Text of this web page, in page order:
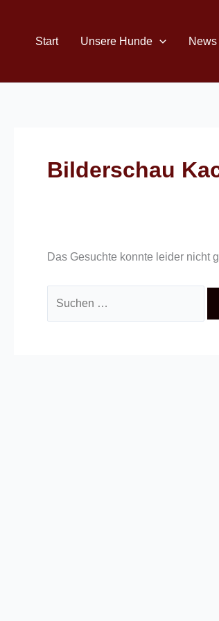
springenStart Unsere Hunde News
Bilderschau
Das Gesuchte konnte leider nicht